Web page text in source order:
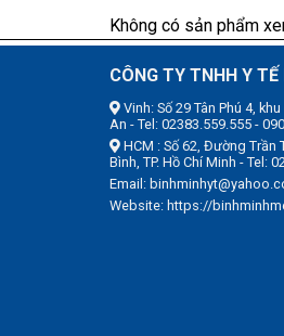
Không có sản phẩm
CÔNG TY TNHH Y TẾ
Vinh: Số 29 Tân Phú 4,
An - Tel: 02383.559.555 -
HCM : Số 62, Đường Trần
Bình, TP. Hồ Chí Minh - Tel:
Email:
Website: https://